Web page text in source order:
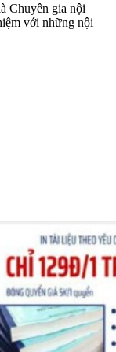
Chuyên gia nội
với những nội